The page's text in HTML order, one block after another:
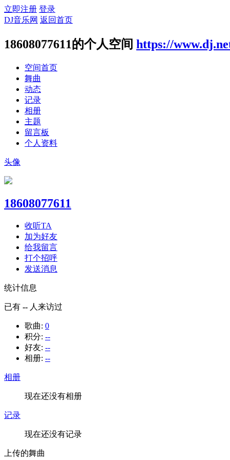
立即注册 登录
DJ音乐网 返回首页
18608077611的个人空间 https://
空间首页
舞曲
动态
记录
相册
主题
留言板
个人资料
头像
18608077611
收听TA
加为好友
给我留言
打个招呼
发送消息
统计信息
已有 -- 人来访过
歌曲: 0
积分: --
好友: --
相册: --
相册
现在还没有相册
记录
现在还没有记录
上传的舞曲